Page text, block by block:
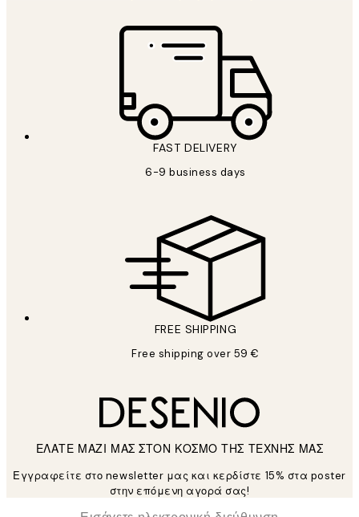
FAST DELIVERY
6-9 business days
FREE SHIPPING
Free shipping over 59 €
ΕΛΑΤΕ ΜΑΖΙ ΜΑΣ ΣΤΟΝ ΚΟΣΜΟ ΤΗΣ ΤΕΧΝΗΣ ΜΑΣ
Εγγραφείτε στο newsletter μας και κερδίστε 15% στα poster
στην επόμενη αγορά σας!
Ηλεκτρονική Διεύθυνση